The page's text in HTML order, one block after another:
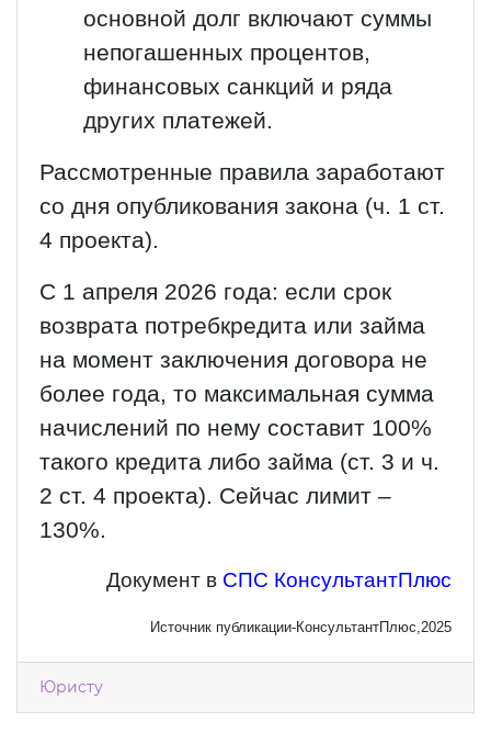
основной долг включают суммы
непогашенных процентов,
финансовых санкций и ряда
других платежей.
Рассмотренные правила заработают
со дня опубликования закона (ч. 1 ст.
4 проекта).
С 1 апреля 2026 года: если срок
возврата потребкредита или займа
на момент заключения договора не
более года, то максимальная сумма
начислений по нему составит 100%
такого кредита либо займа (ст. 3 и ч.
2 ст. 4 проекта). Сейчас лимит –
130%.
Документ в СПС КонсультантПлюс
Источник публикации-КонсультантПлюс,2025
Юристу